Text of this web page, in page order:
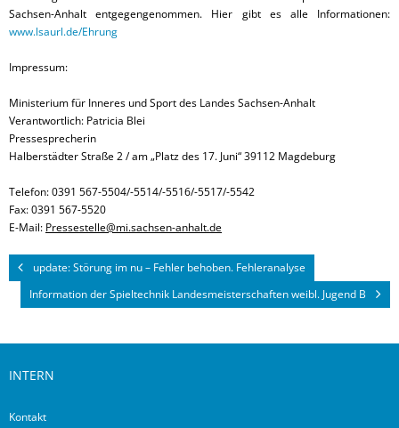
Sachsen-Anhalt entgegengenommen. Hier gibt es alle Informationen:
www.lsaurl.de/Ehrung
Impressum:
Ministerium für Inneres und Sport des Landes Sachsen-Anhalt
Verantwortlich: Patricia Blei
Pressesprecherin
Halberstädter Straße 2 / am „Platz des 17. Juni“ 39112 Magdeburg
Telefon: 0391 567-5504/-5514/-5516/-5517/-5542
Fax: 0391 567-5520
E-Mail: Pressestelle@mi.sachsen-anhalt.de
update: Störung im nu – Fehler behoben. Fehleranalyse
Information der Spieltechnik Landesmeisterschaften weibl. Jugend B
INTERN
Kontakt